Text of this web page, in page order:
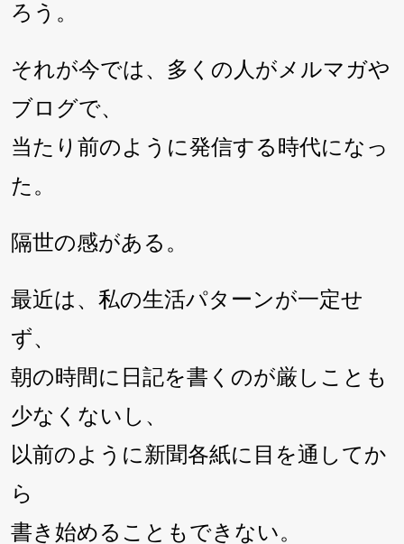
ろう。
それが今では、多くの人がメルマガや
ブログで、
当たり前のように発信する時代になっ
た。
隔世の感がある。
最近は、私の生活パターンが一定せ
ず、
朝の時間に日記を書くのが厳しことも
少なくないし、
以前のように新聞各紙に目を通してか
ら
書き始めることもできない。